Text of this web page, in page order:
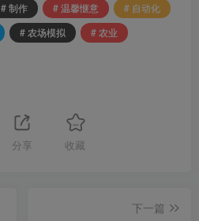
# 制作 # 温馨惬意
# 自动化
# 农场模拟
# 农业
分享 收藏
下一篇